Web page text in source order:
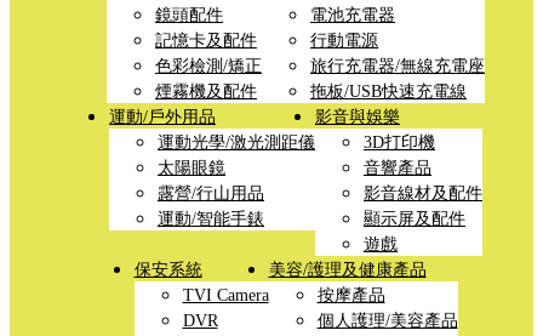
鏡頭配件
記憶卡及配件
色彩檢測/矯正
煙霧機及配件
電池充電器
行動電源
旅行充電器/無線充電座
拖板/USB快速充電線
運動/戶外用品
運動光學/激光測距儀
太陽眼鏡
露營/行山用品
運動/智能手錶
影音與娛樂
3D打印機
音響產品
影音線材及配件
顯示屏及配件
遊戲
保安系統
TVI Camera
DVR
美容/護理及健康產品
按摩產品
個人護理/美容產品